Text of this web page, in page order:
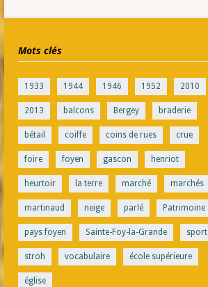
Mots clés
1933 1944 1946 1952 2010
2013 balcons Bergey braderie
bétail coiffe coins de rues crue
foire foyen gascon henriot
heurtoir la terre marché marchés
martinaud neige parlé Patrimoine
pays foyen Sainte-Foy-la-Grande sport
stroh vocabulaire école supérieure
église